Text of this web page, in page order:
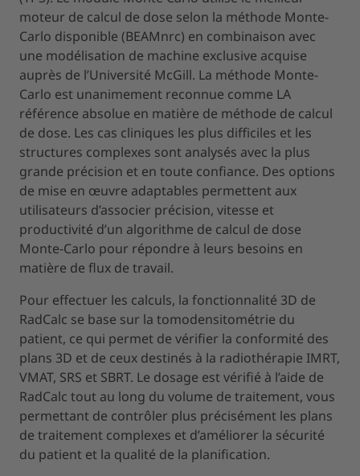
moteur de calcul de dose selon la méthode Monte-
Carlo disponible (BEAMnrc) en combinaison avec
une modélisation de machine exclusive acquise
auprès de l’Université McGill. La méthode Monte-
Carlo est unanimement reconnue comme LA
référence absolue en matière de méthode de calcul
de dose. Les cas cliniques les plus difficiles et les
structures complexes sont analysés avec la plus
grande précision et en toute confiance. Des options
de mise en œuvre adaptables permettent aux
utilisateurs d’associer précision, vitesse et
productivité d’un algorithme de calcul de dose
Monte-Carlo pour répondre à leurs besoins en
matière de flux de travail.
Pour effectuer les calculs, la fonctionnalité 3D de
RadCalc se base sur la tomodensitométrie du
patient, ce qui permet de vérifier la conformité des
plans 3D et de ceux destinés à la radiothérapie IMRT,
VMAT, SRS et SBRT. Le dosage est vérifié à l’aide de
RadCalc tout au long du volume de traitement, vous
permettant de contrôler plus précisément les plans
de traitement complexes et d’améliorer la sécurité
du patient et la qualité de la planification.